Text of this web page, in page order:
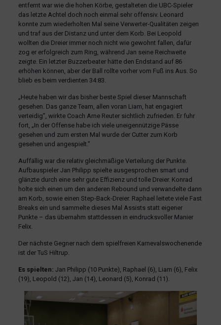
entfernt war wie die hohen Körbe, gestalteten die UBC-Spieler
das letzte Achtel doch noch einmal sehr offensiv. Leonard
konnte zum wiederholten Mal seine Verwerter-Qualitäten zeigen
und traf aus der Distanz und unter dem Korb. Bei Leopold
wollten die Dreier immer noch nicht wie gewohnt fallen, dafür
zog er erfolgreich zum Ring, während Jan seine Reichweite
zeigte. Ein letzter Buzzerbeater hätte den Endstand auf 86
erhöhen können, aber der Ball rollte vorher vom Fuß ins Aus. So
blieb es beim verdienten 34:83.
„Heute haben wir das bisher beste Spiel dieser Mannschaft
gesehen. Das ganze Team, allen voran Liam, hat engagiert
verteidig”, wirkte Coach Arne Reuter sichtlich zufrieden. Er fuhr
fort, „In der Offense habe ich viele uneigennützige Pässe
gesehen und zum ersten Mal wurde der Cutter zum Korb
gesehen und angespielt.”
Auffällig war die relativ gleichmäßige Verteilung der Punkte.
Aufbauspieler Jan Philipp spielte ausgesprochen smart und
glänzte durch eine sehr gute Effizienz und tolle Dreier. Konrad
holte sich einen um den anderen Rebound und verwandelte dann
am Korb, sowie einen Step-Back-Dreier. Raphael leitete viele Fast
Breaks ein und sammelte dieses Mal Assists statt eigener
Punkte – das übernahm stattdessen in eindrucksvoller Manier
Felix.
Der nächste Gegner nach dem spielfreien Karnevalswochenende
ist der TuS Hiltrup.
Es spielten: Jan Philipp (10 Punkte), Raphael (6), Liam (6), Felix
(19), Leopold (12), Jan (14), Leonard (5), Konrad (11).